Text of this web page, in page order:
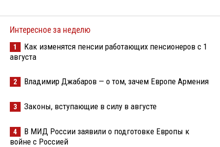
Интересное за неделю
1
Как изменятся пенсии работающих пенсионеров с 1
августа
2 Владимир Джабаров — о том, зачем Европе Армения
3 Законы, вступающие в силу в августе
4
В МИД России заявили о подготовке Европы к
войне с Россией